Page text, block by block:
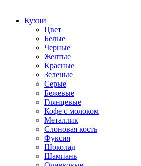
Кухни
Цвет
Белые
Черные
Желтые
Красные
Зеленые
Серые
Бежевые
Глянцевые
Кофе с молоком
Металлик
Слоновая кость
Фуксия
Шоколад
Шампань